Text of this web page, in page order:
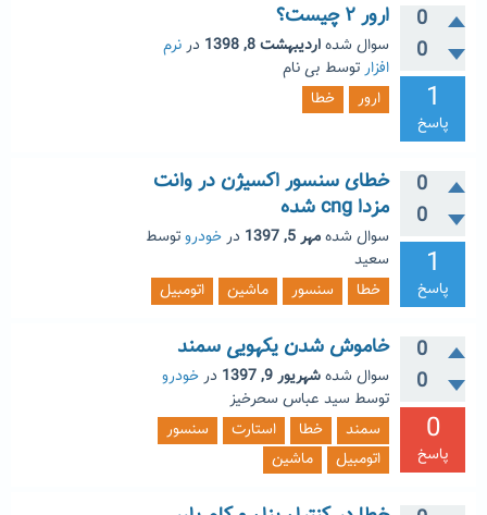
0
0
1
پاسخ
ارور ۲ چیست؟
سوال شدهاردیبهشت 8, 1398 درنرم
افزارتوسط بی نام
ارور
خطا
0
0
1
پاسخ
خطای سنسور اکسیژن در وانت
مزدا cng شده
سوال شدهمهر 5, 1397 درخودروتوسط
سعید
خطا
سنسور ماشین اتومبیل
0
0
0
پاسخ
خاموش شدن یکهویی سمند
سوال شدهشهریور 9, 1397 درخودرو
توسط سید عباس سحرخیز
سمند
خطا استارت
سنسور
اتومبیل
ماشین